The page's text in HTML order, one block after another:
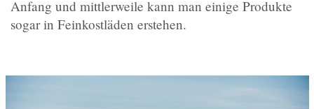
Anfang und mittlerweile kann man einige Produkte
sogar in Feinkostläden erstehen.